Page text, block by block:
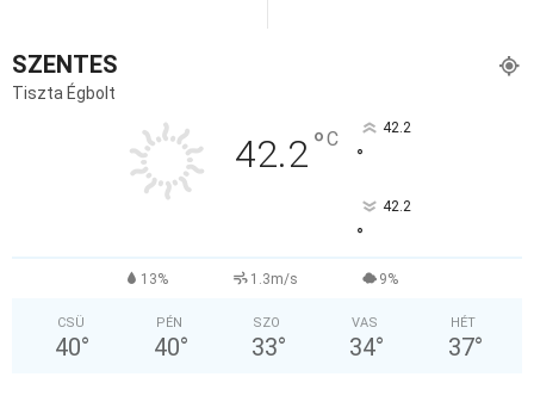
SZENTES
Tiszta Égbolt
42.2°C 42.2
°
42.2
°
13% 1.3m/s 9%
CSÜ
40°
PÉN
40°
SZO
33°
VAS
34°
HÉT
37°